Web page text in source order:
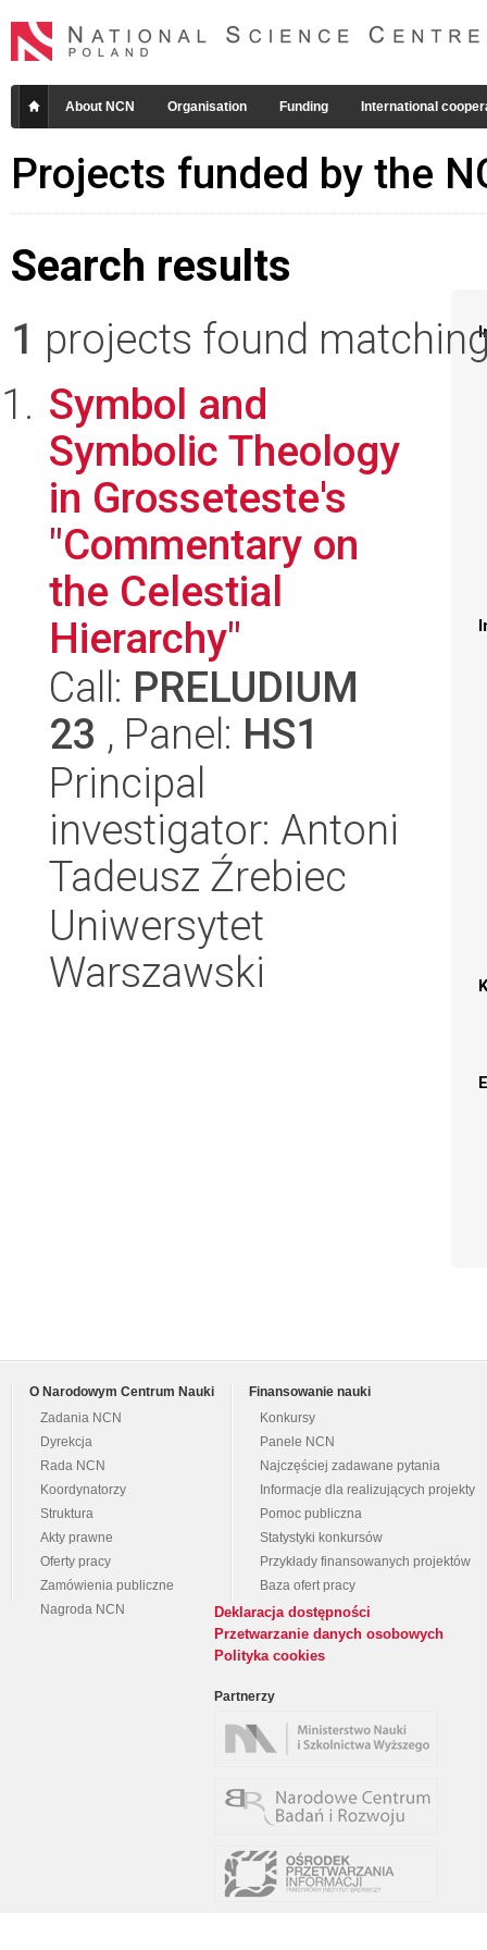
About NCN Organisation Funding International
Projects funded by the
Search results
1 projects found
Symbol and
Symbolic Theology
in Grosseteste's
"Commentary on
the Celestial
Hierarchy"
Call: PRELUDIUM
23 , Panel: HS1
Principal
investigator: Antoni
Tadeusz Źrebiec
Uniwersytet
Warszawski
O Narodowym Centrum Nauki
Zadania NCN
Dyrekcja
Rada NCN
Koordynatorzy
Struktura
Akty prawne
Oferty pracy
Zamówienia publiczne
Nagroda NCN
Finansowanie nauki
Konkursy
Panele NCN
Najczęściej zadawane pytania
Informacje dla realizujących projekty
Pomoc publiczna
Statystyki konkursów
Przykłady finansowanych projektów
Baza ofert pracy
Deklaracja dostępności
Przetwarzanie danych osobowych
Polityka cookies
Partnerzy